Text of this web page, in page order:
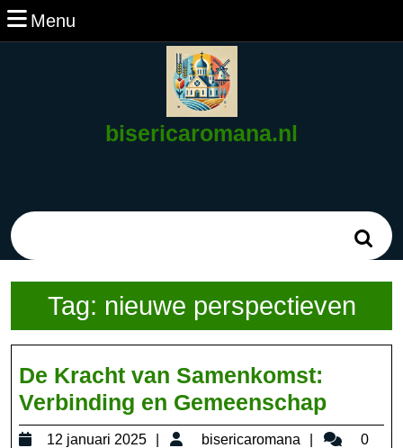
Ga
naar
Menu
bisericaromana.nl
Tag: nieuwe perspectieven
De Kracht van Samenkomst:
Verbinding en GemeenschapDe
Kracht
12 januari 2025
12
bisericaromana
0